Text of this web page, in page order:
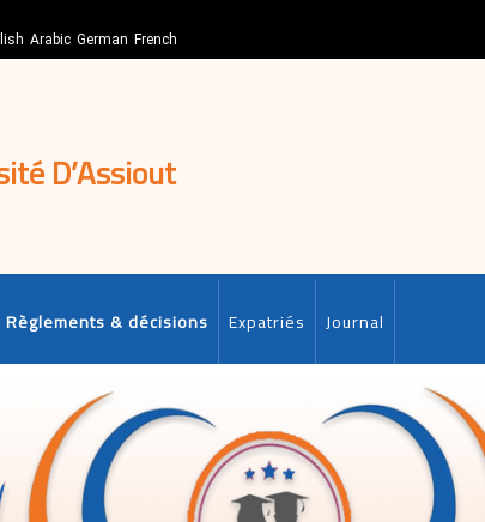
Arabic German French
D’Assiout
Règlements & décisions Expatriés Journal